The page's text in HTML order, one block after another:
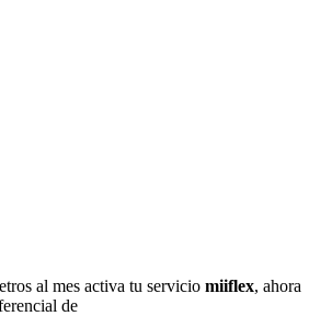
al mes activa tu servicio miiflex, ahora
de